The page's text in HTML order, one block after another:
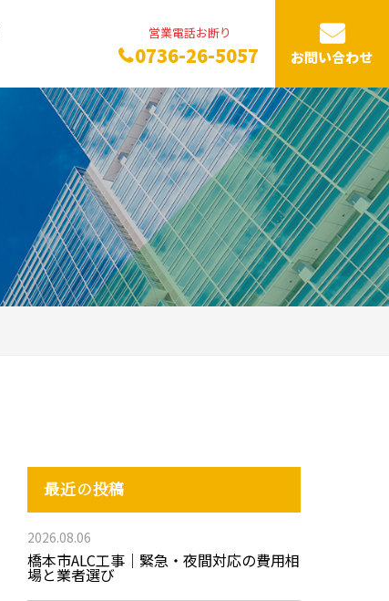
営業電話お断り
0736-26-5057 お問い合わせ
最近の投稿
2026.08.06
橋本市ALC工事｜緊急・夜間対応の費用相
場と業者選び